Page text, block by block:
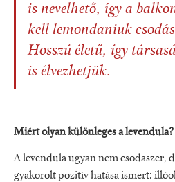
is nevelhető, így a
kell lemondaniuk
Hosszú életű, így
is élvezhetjük.
Miért olyan különleges a levendula?
A levendula ugyan nem csodaszer,
gyakorolt pozitív hatása ismert: